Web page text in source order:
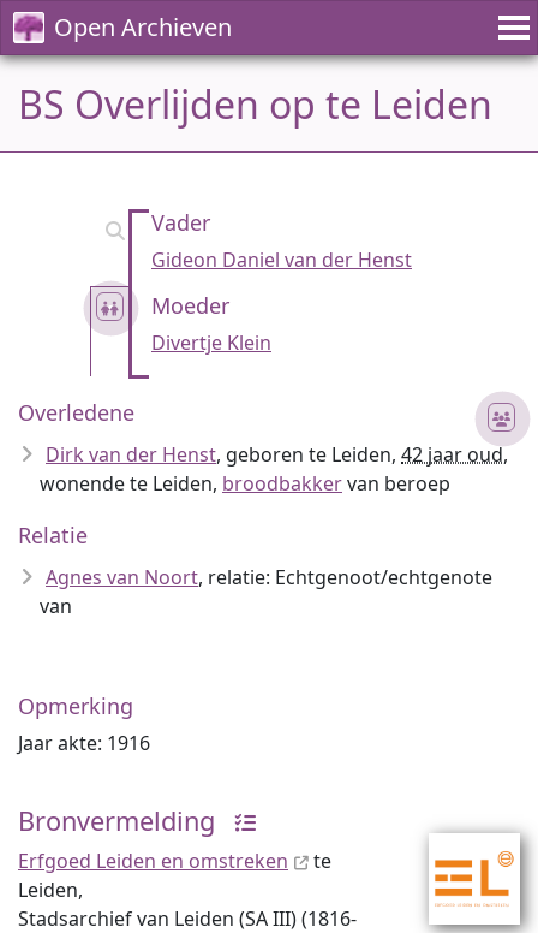
Open Archieven
BS Overlijden op te Leiden
Vader
Gideon Daniel van der Henst
Moeder
Divertje Klein
Overledene
Dirk van der Henst, geboren te Leiden, 42 jaar oud,
wonende te Leiden, broodbakkervan beroep
Relatie
Agnes van Noort, relatie: Echtgenoot/echtgenote
van
Opmerking
Jaar akte: 1916
Bronvermelding
Erfgoed Leiden en omstreken
te
Leiden,
Stadsarchief van Leiden (SA III) (1816-